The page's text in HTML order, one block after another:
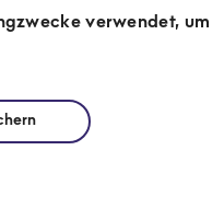
verwendet, um